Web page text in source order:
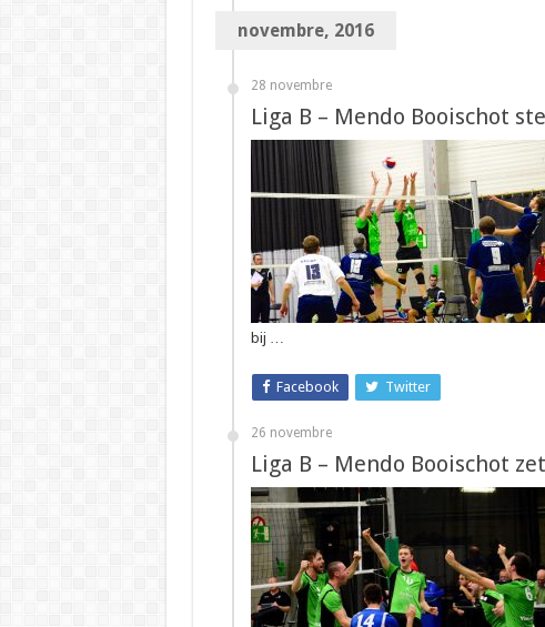
novembre, 2016
28 novembre
Liga B – Mendo Booischot
bij …
Facebook Twitter
26 novembre
Liga B – Mendo Booischot